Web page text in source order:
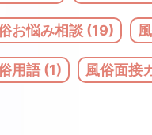
お悩み相談 (19)
用語 (1) 風俗面接